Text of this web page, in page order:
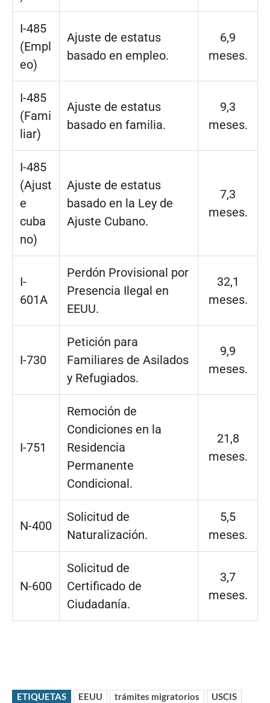
I-485
(Empl
eo)
Ajuste de estatus
basado en empleo.
6,9
meses.
I-485
(Fami
liar)
Ajuste de estatus
basado en familia.
9,3
meses.
I-485
(Ajust
e
cuba
no)
Ajuste de estatus
basado en la Ley de
Ajuste Cubano.
7,3
meses.
I-
601A
Perdón Provisional por
Presencia Ilegal en
EEUU.
32,1
meses.
I-730
Petición para
Familiares de Asilados
y Refugiados.
9,9
meses.
I-751
Remoción de
Condiciones en la
Residencia
Permanente
Condicional.
21,8
meses.
N-400
Solicitud de
Naturalización.
5,5
meses.
N-600
Solicitud de
Certificado de
Ciudadanía.
3,7
meses.
ETIQUETAS EEUU trámites migratorios USCIS